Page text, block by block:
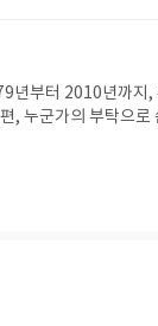
면 결국 구원하고
없고, 그저 자신이
하는 작품이라 중후
년부터 2010년까지
, 누군가의 부탁으
는 데 도움을 줄 수
번 신작이 오면 신경